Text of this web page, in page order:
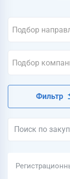
Подбор
Подбор
Фильтр